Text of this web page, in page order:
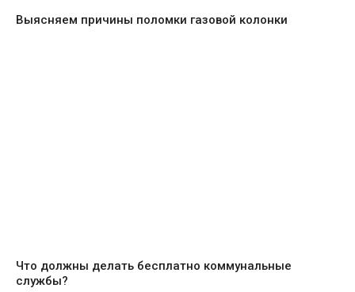
Выясняем причины поломки газовой колонки
Что должны делать бесплатно коммунальные
службы?